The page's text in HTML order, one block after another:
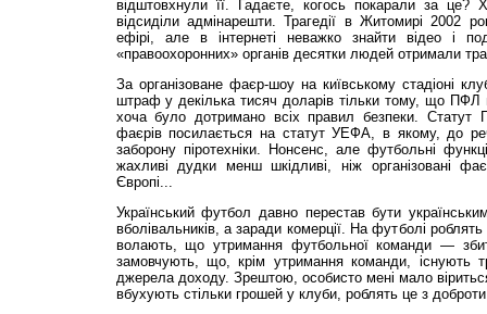
відштовхнули її. Гадаєте, когось покарали за це?
відсиділи адмінарешти. Трагедії в Житомирі 2002
ефірі, але в інтернеті неважко знайти відео і
«правоохоронних» органів десятки людей отримали
За організоване фаєр-шоу на київському стадіоні
штраф у декілька тисяч доларів тільки тому, що ПФЛ
хоча було дотримано всіх правил безпеки.
фаєрів посилається на статут УЕФА, в якому, до
заборону піротехніки. Нонсенс, але футбольні
жахливі дудки менш шкідливі, ніж організовані
Європі...
Український футбол давно перестав бути
вболівальників, а заради комерції. На футболі
волають, що утримання футбольної команди —
замовчують, що, крім утримання команди, існують
джерела доходу. Зрештою, особисто мені мало
вбухують стільки грошей у клуби, роблять це з